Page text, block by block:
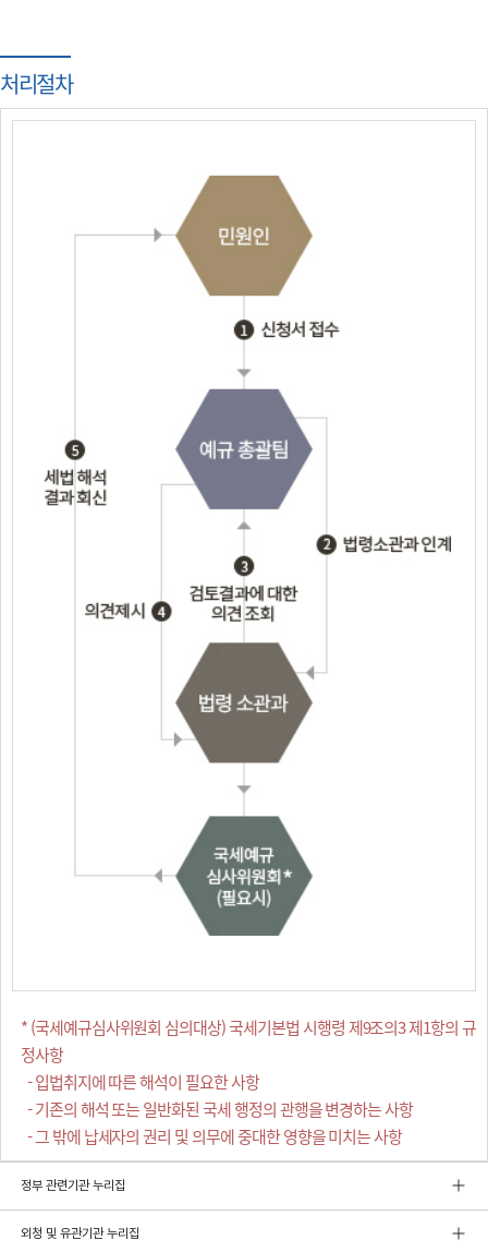
처리절차
* (국세예규심사위원회 심의대상) 국세기본법 시행령 제9조의3 제1항의 규
정사항
- 입법취지에 따른 해석이 필요한 사항
- 기존의 해석 또는 일반화된 국세 행정의 관행을 변경하는 사항
- 그 밖에 납세자의 권리 및 의무에 중대한 영향을 미치는 사항
정부 관련기관 누리집
외청 및 유관기관 누리집